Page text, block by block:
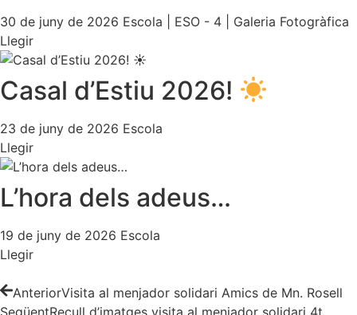
30 de juny de 2026 Escola ESO - 4
Galeria Fotogràfica
Llegir
Casal d’Estiu 2026!
23 de juny de 2026 Escola
Llegir
L’hora dels adeus…
19 de juny de 2026 Escola
Llegir
AnteriorVisita al menjador solidari Amics de Mn. Rosell